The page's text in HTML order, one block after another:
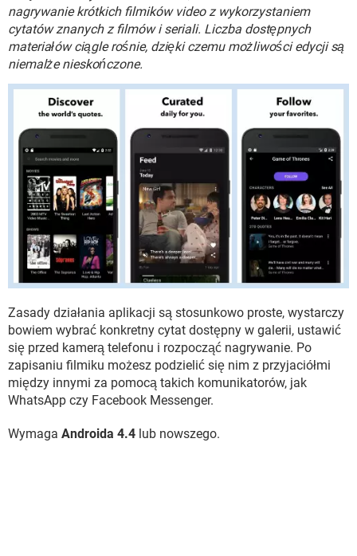
WINDOWS 10
nagrywanie krótkich filmików video z wykorzystaniem
cytatów znanych z filmów i seriali. Liczba dostępnych
materiałów ciągle rośnie, dzięki czemu możliwości edycji są
niemalże nieskończone.
Zasady działania aplikacji są stosunkowo proste, wystarczy
bowiem wybrać konkretny cytat dostępny w galerii, ustawić
się przed kamerą telefonu i rozpocząć nagrywanie. Po
zapisaniu filmiku możesz podzielić się nim z przyjaciółmi
między innymi za pomocą takich komunikatorów, jak
WhatsApp czy Facebook Messenger.
Wymaga Androida 4.4 lub nowszego.